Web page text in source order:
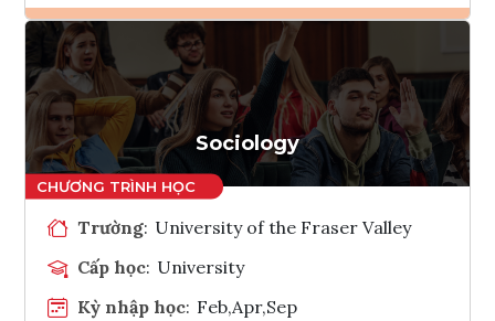
Ghi danh
Tham vấn Interlink
Sociology
Trường: University of the Fraser Valley
Cấp học: University
Kỳ nhập học: Feb,Apr,Sep